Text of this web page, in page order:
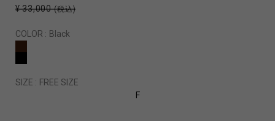
¥ 33,000 (税込)
COLOR : Black
SIZE : FREE SIZE
F